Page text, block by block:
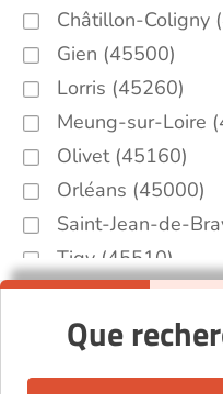
Châtillon-Coligny
Gien (45500)
Lorris (45260)
Meung-sur-Loire
Olivet (45160)
Orléans (45000)
Saint-Jean-de-
Tigy (45510)
Villemandeur
Que